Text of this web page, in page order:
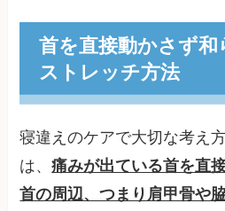
首を直接動かさず
ストレッチ方法
寝違えのケアで大切な考え
は、痛みが出ている首を直
首の周辺、つまり肩甲骨や